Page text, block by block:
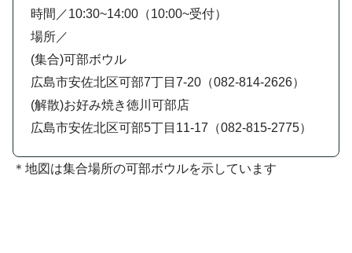
時間／10:30~14:00（10:00~受付）
場所／
(集合)可部ボウル
広島市安佐北区可部7丁目7-20（082-814-2626）
(解散)お好み焼き徳川可部店
広島市安佐北区可部5丁目11-17（082-815-2775）
＊地図は集合場所の可部ボウルを示しています